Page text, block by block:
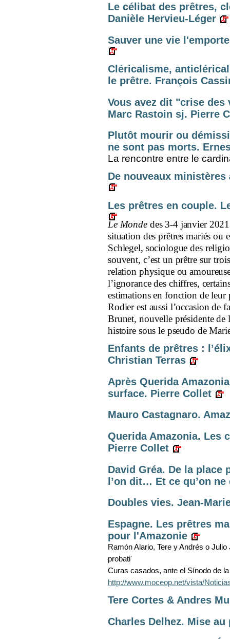
Le célibat des prêtres,
Danièle Hervieu-Léger
Sauver une vie
Cléricalisme,
le prêtre. François
Vous avez dit "crise
Marc Rastoin sj. Pierre
Plutôt mourir ou
ne sont pas morts.
La rencontre entre le
De nouveaux
Les prêtres en couple.
Le Monde des 3-4 janvier 2021
situation des prêtres mariés ou
Schlegel, sociologue des
souvent, c’est un prêtre sur
relation physique ou
l’ignorance des chiffres,
estimations en fonction de
Rodier est aussi l’occasion de
Brunet, nouvelle présidente de
histoire sous le pseudo de
Enfants de prêtres :
Christian Terras
Après Querida
surface. Pierre Collet
Mauro Castagnaro.
Querida Amazonia. Les
Pierre Collet
David Gréa. De la place
l’on dit… Et ce qu’on
Doubles vies. Jean-
Espagne. Les prêtres
pour l'Amazonie
Ramón Alario, Tere y Andrés o
probati'
Curas casados, ante el Sínodo de
http://www.moceop.net/vista/
Tere Cortes & Andres
Charles Delhez. Mise